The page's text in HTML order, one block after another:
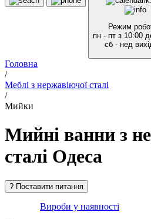
Режим
пн - пт з 10:00
сб - нед
Головна
/
Меблі з нержавіючої сталі
/
Мийки
Мийні ванни з
сталі Одеса
Вироби у наявності